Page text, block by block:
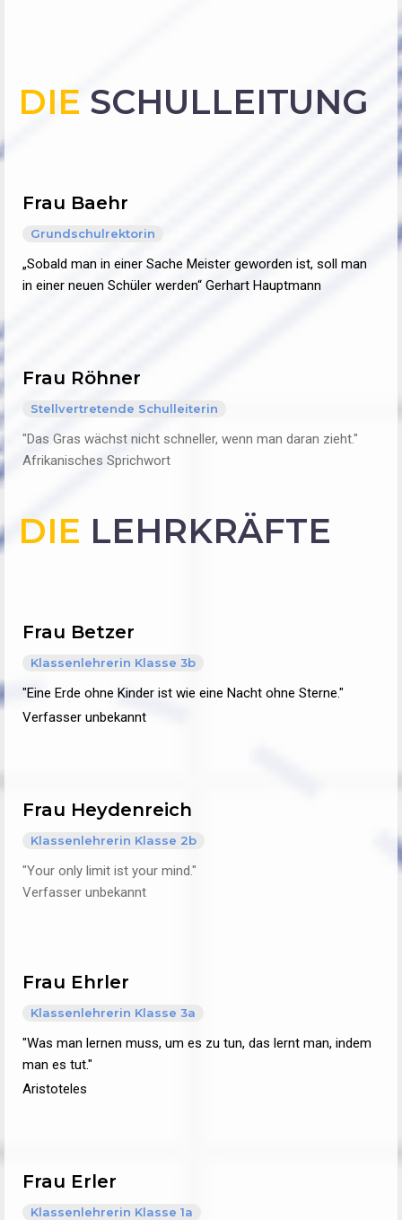
DIE SCHULLEITUNG
Frau Baehr
Grundschulrektorin
„Sobald man in einer Sache Meister geworden ist, soll man
in einer neuen Schüler werden“ Gerhart Hauptmann
Frau Röhner
Stellvertretende Schulleiterin
"Das Gras wächst nicht schneller, wenn man daran zieht."
Afrikanisches Sprichwort
DIE LEHRKRÄFTE
Frau Betzer
Klassenlehrerin Klasse 3b
"Eine Erde ohne Kinder ist wie eine Nacht ohne Sterne."
Verfasser unbekannt
Frau Heydenreich
Klassenlehrerin Klasse 2b
"Your only limit ist your mind."
Verfasser unbekannt
Frau Ehrler
Klassenlehrerin Klasse 3a
"Was man lernen muss, um es zu tun, das lernt man, indem
man es tut."
Aristoteles
Frau Erler
Klassenlehrerin Klasse 1a